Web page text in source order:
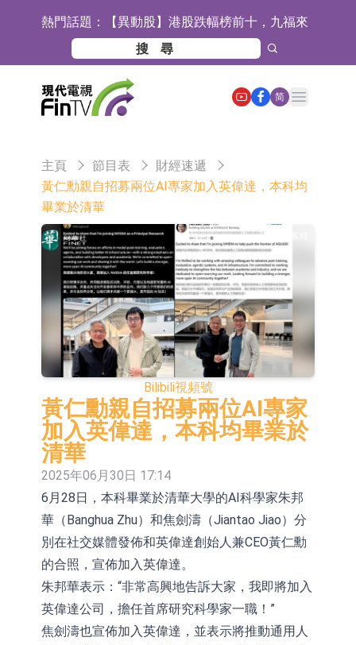
熱門話題： 【異動股】港股跌幅榜前十，九福來
(08611.HK)跌21.43%，天瑞汽車内飾
(06162.HK)跌18.44%
【異動股】港股漲幅榜前十，佳明集
團控股(01271.HK)漲+78.22%，拿森
科技(02261.HK)漲+64.11%
斯迪克：公司為國內摺疊屏核心功能
材料供應商
恒瑞醫藥：公司已在中國獲批上市26
目標客戶的測試認證
上期所：7月份對11個實際控制關系
江總部物業服務項目
亞太股份：公司是零跑汽車和
Stellantis集團的供應商
理工雷科面向邊緣AI場景推出"山
海"系列智算模組 系列產品基於國產
CPU與GPU構建
【異動股】醫療研發外包板塊拉升，
博騰股份(300363.CN)漲20.02%
日韓股市收盤雙雙下跌
依米康：海外交付以東南亞、中東市
場為主 並已取得歐美相關認證
上交所：財通多策略福鑫定期開放靈
活配置混合型發起式證券投資基金臨
時停牌
上交所：景順長城全球半導體芯片產
業股票型證券投資基金臨時停牌
【異動股】港股跌幅榜前十，卡森國
際(00496.HK)跌22.40%，九福來
(08611.HK)跌21.01%
【異動股】港股漲幅榜前十，拿森科
技(02261.HK)漲+75.05%，辰興發展
(02286.HK)漲+64.91%
神火股份：新疆神火鋁水轉化率已
100%
【異動股】焦炭Ⅲ板塊下挫，陝西黑
貓(601015.CN)跌8.38%
浙江證監局對財通證券股份有限公司
採取出具警示函措施
山金國際：港股上市工作正常推進中
简
Open main menu
主頁 節目表
財經速遞
黃仁勳親自招募兩位AI專家加入英偉達，本科均
畢業於清華
Bilibili視頻號
黃仁勳親自招募兩位AI專家
加入英偉達，本科均畢業於
清華
2025年06月30日 17:14
6月28日，本科畢業於清華大學的AI科學家朱邦
華（Banghua Zhu）和焦劍濤（Jiantao Jiao）分
別在社交媒體發佈和英偉達創始人兼CEO黃仁勳
的合照，宣佈加入英偉達。
朱邦華表示：“非常高興地告訴大家，我即將加入
英偉達公司，擔任首席研究科學家一職！”
焦劍濤也宣佈加入英偉達，並表示將推動通用人